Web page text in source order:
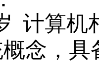
计算机
念，具